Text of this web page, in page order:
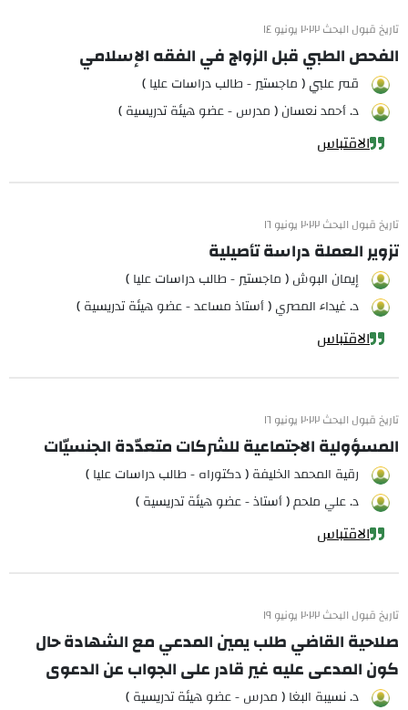
تاريخ قبول البحث ٢٠٢٢ يونيو ١٤
الفحص الطبي قبل الزواج في الفقه الإسلامي
قمر علبي ( ماجستير - طالب دراسات عليا )
د. أحمد نعسان ( مدرس - عضو هيئة تدريسية )
الاقتباس
تاريخ قبول البحث ٢٠٢٢ يونيو ١٦
تزوير العملة دراسة تأصيلية
إيمان البوش ( ماجستير - طالب دراسات عليا )
د. غيداء المصري ( أستاذ مساعد - عضو هيئة تدريسية )
الاقتباس
تاريخ قبول البحث ٢٠٢٢ يونيو ١٦
المسؤولية الاجتماعية للشركات متعدّدة الجنسيّات
رقية المحمد الخليفة ( دكتوراه - طالب دراسات عليا )
د. علي ملحم ( أستاذ - عضو هيئة تدريسية )
الاقتباس
تاريخ قبول البحث ٢٠٢٢ يونيو ١٩
صلاحية القاضي طلب يمين المدعي مع الشهادة حال
كون المدعى عليه غير قادر على الجواب عن الدعوى
د. نسيبة البغا ( مدرس - عضو هيئة تدريسية )